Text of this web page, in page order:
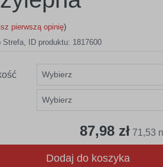
pierwszą opinię)
Strefa, ID produktu: 1817600
87,98 zł 71,53
Dodaj do koszyka